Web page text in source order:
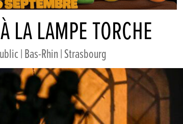
LA LAMPE TORCHE
| Bas-Rhin | Strasbourg